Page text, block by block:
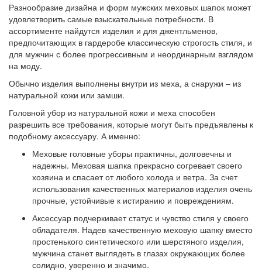
Разнообразие дизайна и форм мужских меховых шапок может
удовлетворить самые взыскательные потребности. В
ассортименте найдутся изделия и для джентльменов,
предпочитающих в гардеробе классическую строгость стиля, и
для мужчин с более прогрессивным и неординарным взглядом
на моду.
Обычно изделия выполнены внутри из меха, а снаружи – из
натуральной кожи или замши.
Головной убор из натуральной кожи и меха способен
разрешить все требования, которые могут быть предъявлены к
подобному аксессуару. А именно:
Меховые головные уборы практичны, долговечны и
надежны. Меховая шапка прекрасно согревает своего
хозяина и спасает от любого холода и ветра. За счет
использования качественных материалов изделия очень
прочные, устойчивые к истиранию и повреждениям.
Аксессуар подчеркивает статус и чувство стиля у своего
обладателя. Надев качественную меховую шапку вместо
простенького синтетического или шерстяного изделия,
мужчина станет выглядеть в глазах окружающих более
солидно, уверенно и значимо.